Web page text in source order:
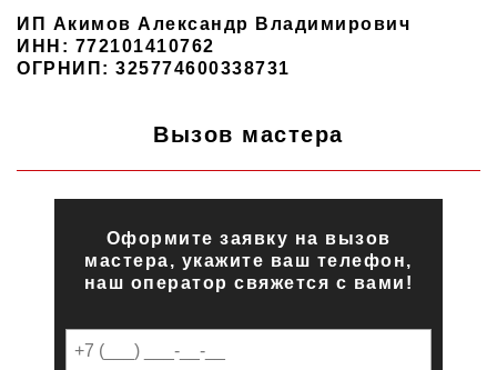
ИП Акимов Александр Владимирович
ИНН: 772101410762
ОГРНИП: 325774600338731
Вызов мастера
Оформите заявку на вызов
мастера, укажите ваш телефон,
наш оператор свяжется с вами!